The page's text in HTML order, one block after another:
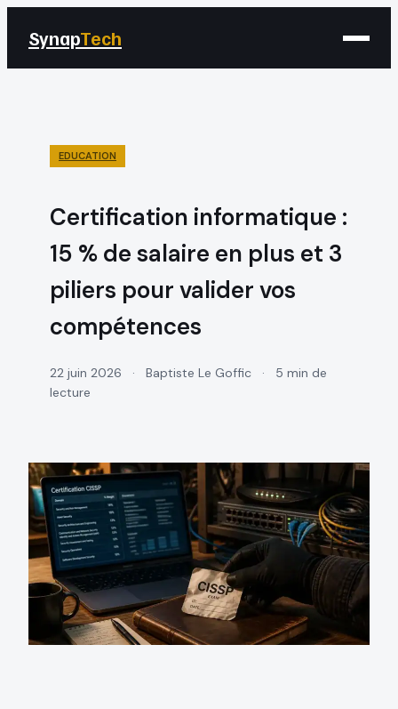
SynapTech
EDUCATION
Certification informatique :
15 % de salaire en plus et 3
piliers pour valider vos
compétences
22 juin 2026 · Baptiste Le Goffic ·
5 min de
lecture